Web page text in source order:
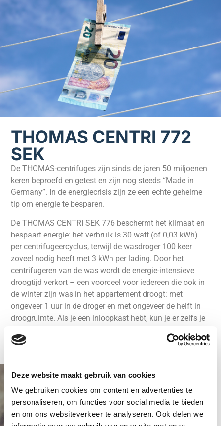
Deze website maakt gebruik van cookies
We gebruiken cookies om content en advertenties te
personaliseren, om functies voor social media te bieden
en om ons websiteverkeer te analyseren. Ook delen we
THOMAS CENTRI 772
SEK
De THOMAS-centrifuges zijn sinds de jaren 50 miljoenen
keren beproefd en getest en zijn nog steeds “Made in
Germany”. In de energiecrisis zijn ze een echte geheime
tip om energie te besparen.
De THOMAS CENTRI SEK 776 beschermt het klimaat en
bespaart energie: het verbruik is 30 watt (of 0,03 kWh)
per centrifugeercyclus, terwijl de wasdroger 100 keer
zoveel nodig heeft met 3 kWh per lading. Door het
centrifugeren van de was wordt de energie-intensieve
droogtijd verkort – een voordeel voor iedereen die ook in
de winter zijn was in het appartement droogt: met
ongeveer 1 uur in de droger en met ongeveer de helft in
droogruimte. Als je een inloopkast hebt, kun je er zelfs je
Ter vergelijking: moderne
wasmachines draaien met
1.600 toeren per minuut.